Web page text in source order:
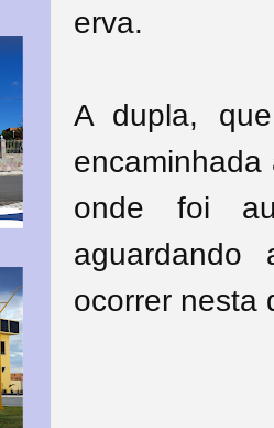
erva.
A dupla,
onde foi
ocorrer nesta